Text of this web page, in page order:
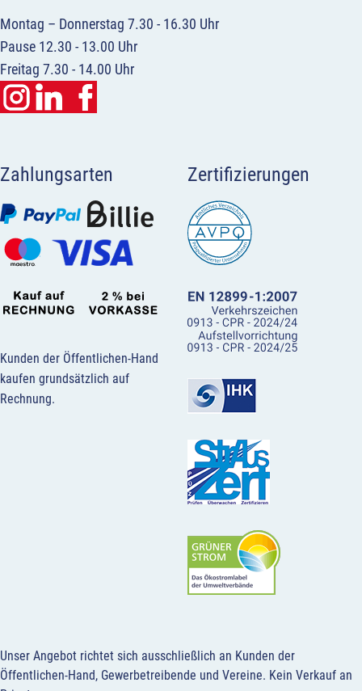
Montag – Donnerstag 7.30 - 16.30 Uhr
Pause 12.30 - 13.00 Uhr
Freitag 7.30 - 14.00 Uhr
Zahlungsarten
Kunden der Öffentlichen-Hand
kaufen grundsätzlich auf
Rechnung.
Zertifizierungen
Unser Angebot richtet sich ausschließlich an Kunden der
Öffentlichen-Hand, Gewerbetreibende und Vereine. Kein Verkauf an